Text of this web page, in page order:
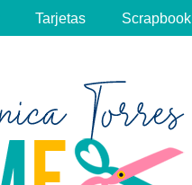
Tarjetas Scrapbook